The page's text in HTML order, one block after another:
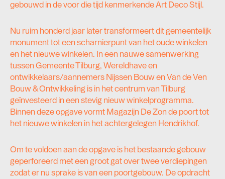
gebouwd in de voor die tijd kenmerkende Art Deco Stijl.
Nu ruim honderd jaar later transformeert dit gemeentelijk
monument tot een scharnierpunt van het oude winkelen
en het nieuwe winkelen. In een nauwe samenwerking
tussen Gemeente Tilburg, Wereldhave en
ontwikkelaars/aannemers Nijssen Bouw en Van de Ven
Bouw & Ontwikkeling is in het centrum van Tilburg
geïnvesteerd in een stevig nieuw winkelprogramma.
Binnen deze opgave vormt Magazijn De Zon de poort tot
het nieuwe winkelen in het achtergelegen Hendrikhof.
Om te voldoen aan de opgave is het bestaande gebouw
geperforeerd met een groot gat over twee verdiepingen
zodat er nu sprake is van een poortgebouw. De opdracht